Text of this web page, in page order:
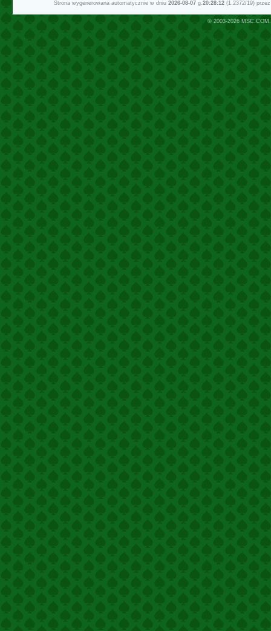
Strona wygenerowana automatycznie w dniu 2026-08-07g.20:28:12(1.2372/19)
© 2003-2026